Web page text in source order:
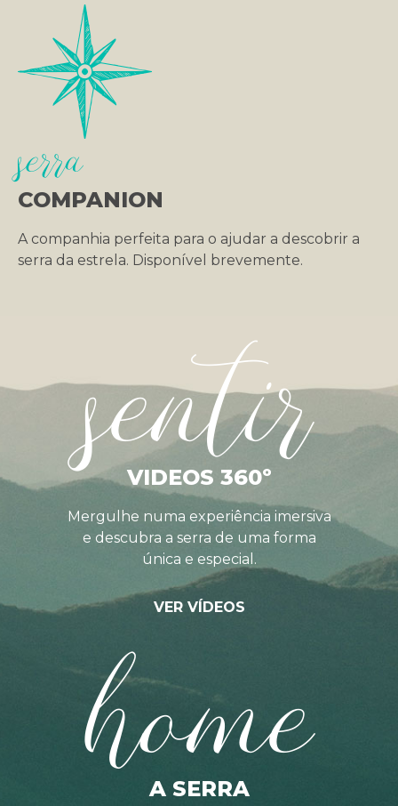
serra
COMPANION
A companhia perfeita para o ajudar a descobrir a
serra da estrela. Disponível brevemente.
sentir
VIDEOS 360º
Mergulhe numa experiência imersiva
e descubra a serra de uma forma
única e especial.
VER VÍDEOS
home
A SERRA